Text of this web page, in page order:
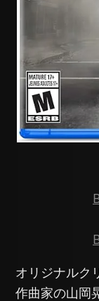
オリジナルク
作曲家の山岡